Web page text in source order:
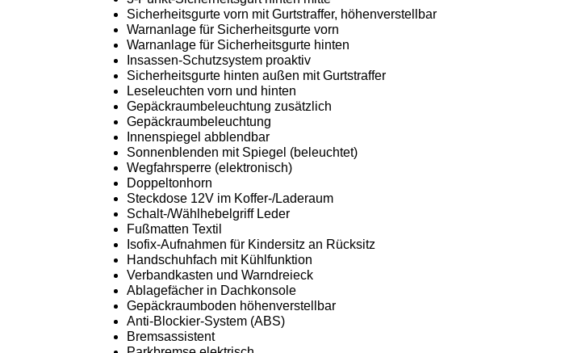
Sicherheitsgurte vorn mit Gurtstraffer, höhenverstellbar
Warnanlage für Sicherheitsgurte vorn
Warnanlage für Sicherheitsgurte hinten
Insassen-Schutzsystem proaktiv
Sicherheitsgurte hinten außen mit Gurtstraffer
Leseleuchten vorn und hinten
Gepäckraumbeleuchtung zusätzlich
Gepäckraumbeleuchtung
Innenspiegel abblendbar
Sonnenblenden mit Spiegel (beleuchtet)
Wegfahrsperre (elektronisch)
Doppeltonhorn
Steckdose 12V im Koffer-/Laderaum
Schalt-/Wählhebelgriff Leder
Fußmatten Textil
Isofix-Aufnahmen für Kindersitz an Rücksitz
Handschuhfach mit Kühlfunktion
Verbandkasten und Warndreieck
Ablagefächer in Dachkonsole
Gepäckraumboden höhenverstellbar
Anti-Blockier-System (ABS)
Bremsassistent